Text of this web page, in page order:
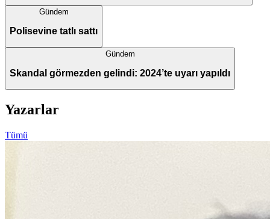
Gündem
Polisevine tatlı sattı
Gündem
Skandal görmezden gelindi: 2024’te uyarı yapıldı
Yazarlar
Tümü